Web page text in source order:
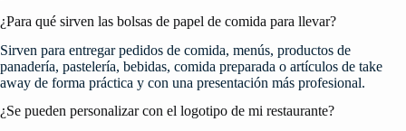
¿Para qué sirven las bolsas de papel de comida para llevar?
Sirven para entregar pedidos de comida, menús, productos de
panadería, pastelería, bebidas, comida preparada o artículos de take
away de forma práctica y con una presentación más profesional.
¿Se pueden personalizar con el logotipo de mi restaurante?